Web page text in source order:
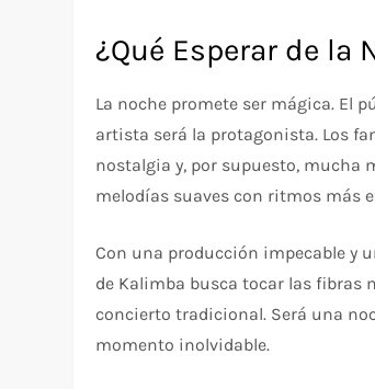
¿Qué Esperar de la
La noche promete ser mágica. El
artista será la protagonista. Los
nostalgia y, por supuesto, mucha
melodías suaves con ritmos más
Con una producción impecable y
de Kalimba busca tocar las fibras
concierto tradicional. Será una
momento inolvidable.